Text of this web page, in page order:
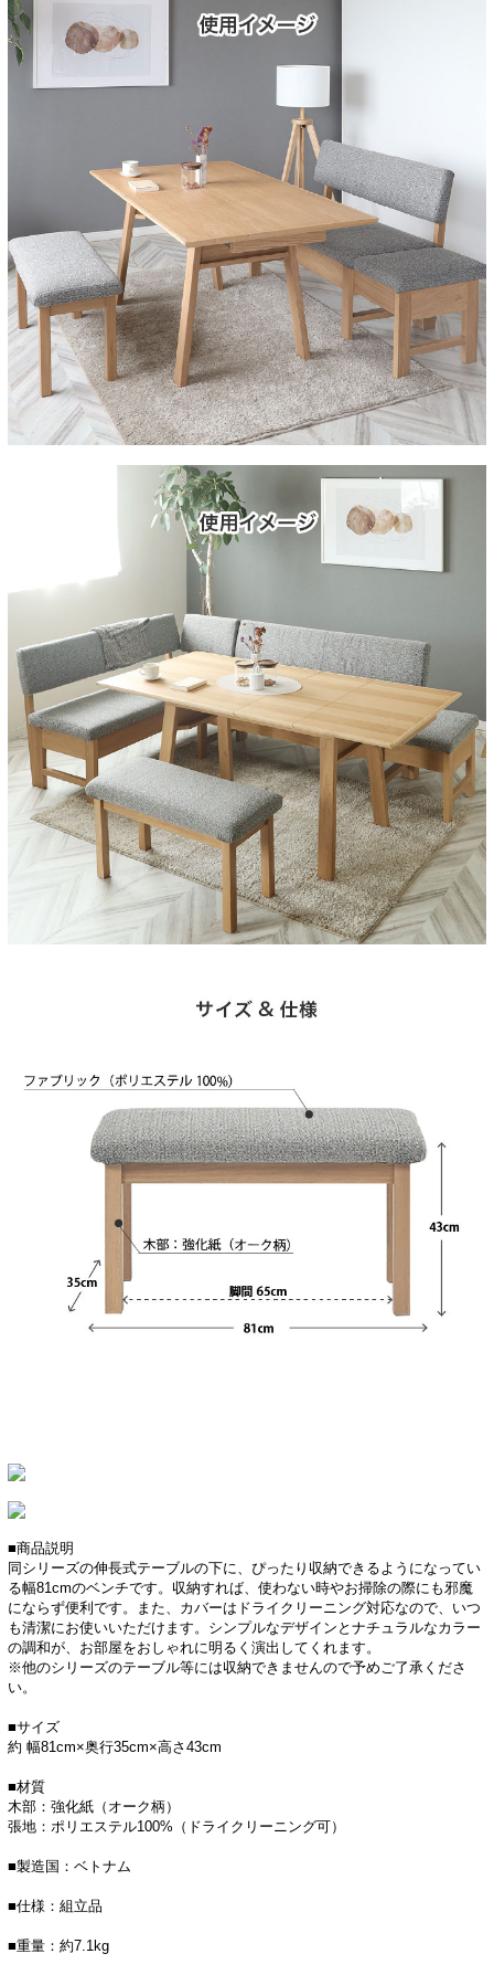
■商品説明
同シリーズの伸長式テーブルの下に、ぴったり収納できるようになってい
る幅81cmのベンチです。収納すれば、使わない時やお掃除の際にも邪魔
にならず便利です。また、カバーはドライクリーニング対応なので、いつ
も清潔にお使いいただけます。シンプルなデザインとナチュラルなカラー
の調和が、お部屋をおしゃれに明るく演出してくれます。
※他のシリーズのテーブル等には収納できませんので予めご了承くださ
い。
■サイズ
約 幅81cm×奥行35cm×高さ43cm
■材質
木部：強化紙（オーク柄）
張地：ポリエステル100%（ドライクリーニング可）
■製造国：ベトナム
■仕様：組立品
■重量：約7.1kg